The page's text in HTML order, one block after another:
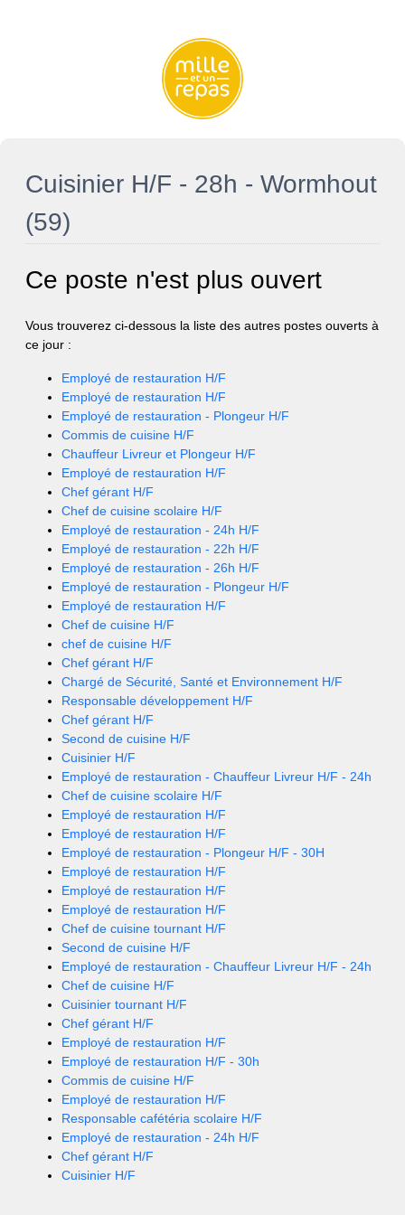
Cuisinier H/F - 28h - Wormhout
(59)
Ce poste n'est plus ouvert
Vous trouverez ci-dessous la liste des autres postes ouverts à
ce jour :
Employé de restauration H/F
Employé de restauration H/F
Employé de restauration - Plongeur H/F
Commis de cuisine H/F
Chauffeur Livreur et Plongeur H/F
Employé de restauration H/F
Chef gérant H/F
Chef de cuisine scolaire H/F
Employé de restauration - 24h H/F
Employé de restauration - 22h H/F
Employé de restauration - 26h H/F
Employé de restauration - Plongeur H/F
Employé de restauration H/F
Chef de cuisine H/F
chef de cuisine H/F
Chef gérant H/F
Chargé de Sécurité, Santé et Environnement H/F
Responsable développement H/F
Chef gérant H/F
Second de cuisine H/F
Cuisinier H/F
Employé de restauration - Chauffeur Livreur H/F - 24h
Chef de cuisine scolaire H/F
Employé de restauration H/F
Employé de restauration H/F
Employé de restauration - Plongeur H/F - 30H
Employé de restauration H/F
Employé de restauration H/F
Employé de restauration H/F
Chef de cuisine tournant H/F
Second de cuisine H/F
Employé de restauration - Chauffeur Livreur H/F - 24h
Chef de cuisine H/F
Cuisinier tournant H/F
Chef gérant H/F
Employé de restauration H/F
Employé de restauration H/F - 30h
Commis de cuisine H/F
Employé de restauration H/F
Responsable cafétéria scolaire H/F
Employé de restauration - 24h H/F
Chef gérant H/F
Cuisinier H/F